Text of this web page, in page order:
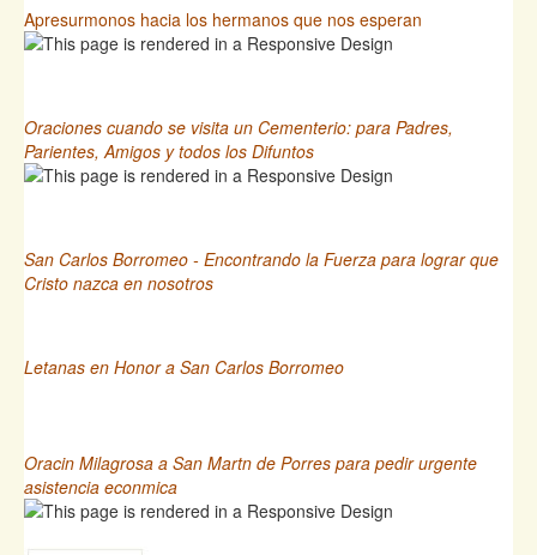
Apresurmonos hacia los hermanos que nos esperan
Oraciones cuando se visita un Cementerio: para Padres,
Parientes, Amigos y todos los Difuntos
San Carlos Borromeo - Encontrando la Fuerza para lograr que
Cristo nazca en nosotros
Letanas en Honor a San Carlos Borromeo
Oracin Milagrosa a San Martn de Porres para pedir urgente
asistencia econmica